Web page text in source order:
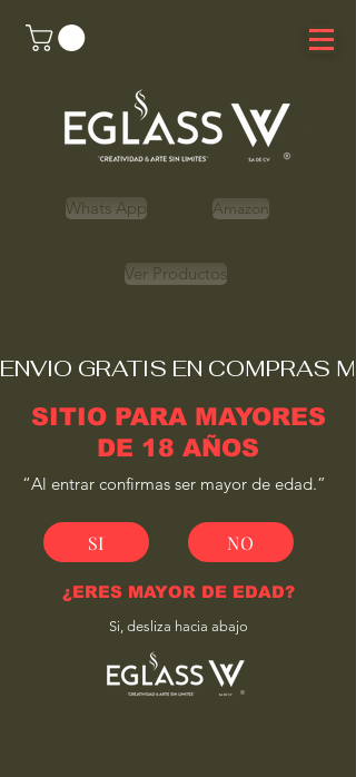
Ver Productos
ENVIO GRATIS EN COMPRAS
SITIO PARA MAYORES
DE 18 AÑOS
“Al entrar confirmas ser mayor de edad.”
SI NO
¿ERES MAYOR DE EDAD?
Si, desliza hacia abajo
Whats App Amazon